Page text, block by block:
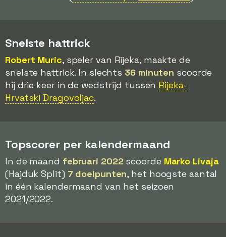
Snelste hattrick
Robert Muric, speler van Rijeka, maakte de
snelste hattrick. In slechts 36 minuten scoorde
hij drie keer in de wedstrijd tussen Rijeka-
Hrvatski Dragovoljac.
Topscorer per kalendermaand
In de maand februari 2022scoorde Marko Livaja
(Hajduk Split) 7 doelpunten, het hoogste aantal
in één kalendermaand van het seizoen
2021/2022.